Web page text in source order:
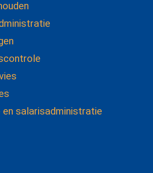
en salarisadministratie